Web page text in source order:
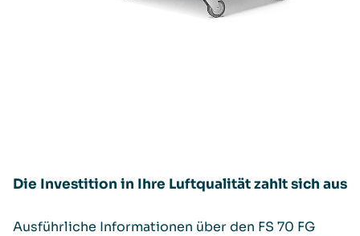
Die Investition in Ihre Luftqualität zahlt sich aus
Ausführliche Informationen über den FS 70 FG